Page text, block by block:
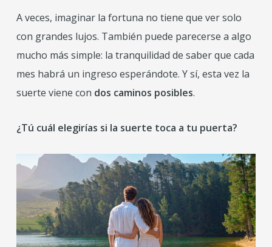
A veces, imaginar la fortuna no tiene que ver solo
con grandes lujos. También puede parecerse a algo
mucho más simple: la tranquilidad de saber que cada
mes habrá un ingreso esperándote. Y sí, esta vez la
suerte viene con dos caminos posibles.
¿Tú cuál elegirías si la suerte toca a tu puerta?